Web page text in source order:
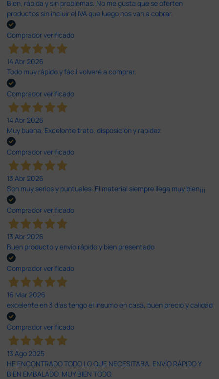
Bien, rápida y sin problemas. No me gusta que se oferten
productos sin incluir el IVA que luego nos van a cobrar.
Comprador verificado
14 Abr 2026
Todo muy rápido y fácil,volveré a comprar.
Comprador verificado
14 Abr 2026
Muy buena. Excelente trato, disposición y rapidez
Comprador verificado
13 Abr 2026
Son muy serios y puntuales. El material siempre llega muy bien¡¡¡
Comprador verificado
13 Abr 2026
Buen producto y envío rápido y bien presentado
Comprador verificado
16 Mar 2026
excelente en 3 días tengo el insumo en casa, buen precio y calidad
Comprador verificado
13 Ago 2025
HE ENCONTRADO TODO LO QUE NECESITABA. ENVÍO RÁPIDO Y
BIEN EMBALADO. MUY BIEN TODO.